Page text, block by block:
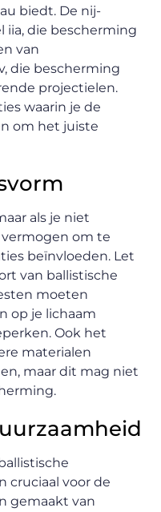
biedt. De nij-
iia, die bescherming
van
die bescherming
projectielen.
waarin je de
om het juiste
als je niet
om te
beïnvloeden. Let
van ballistische
moeten
op je lichaam
Ook het
materialen
maar dit mag niet
cruciaal voor de
gemaakt van